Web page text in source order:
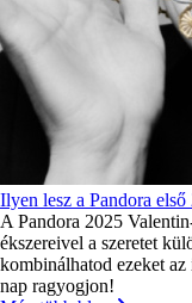
Ilyen lesz a Pandora
A Pandora 2025
ékszereivel a szeretet
kombinálhatod ezeket
nap ragyogjon!